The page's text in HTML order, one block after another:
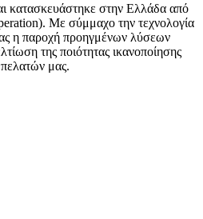
κατασκευάστηκε στην Ελλάδα από
Με σύμμαχο την τεχνολογία
η παροχή προηγμένων λύσεων
της ποιότητας ικανοποίησης
μας.